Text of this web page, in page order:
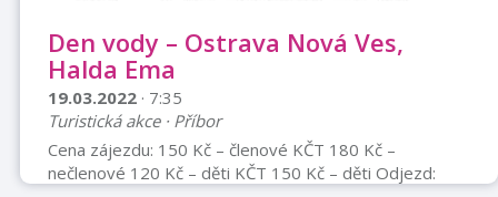
Den vody – Ostrava Nová Ves,
Halda Ema
19.03.2022 · 7:35
Turistická akce · Příbor
Cena zájezdu: 150 Kč – členové KČT 180 Kč –
nečlenové 120 Kč – děti KČT 150 Kč – děti Odjezd: